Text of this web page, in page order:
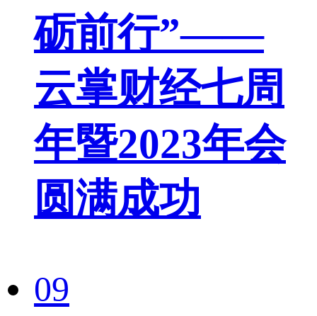
砺前行”——
云掌财经七周
年暨2023年会
圆满成功
09